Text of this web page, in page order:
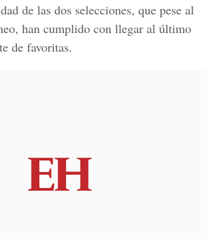
de las dos selecciones, que pese al
han cumplido con llegar al último
de favoritas.